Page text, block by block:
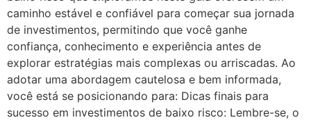
caminho estável e confiável para começar sua jornada
de investimentos, permitindo que você ganhe
confiança, conhecimento e experiência antes de
explorar estratégias mais complexas ou arriscadas. Ao
adotar uma abordagem cautelosa e bem informada,
você está se posicionando para: Dicas finais para
sucesso em investimentos de baixo risco: Lembre-se, o